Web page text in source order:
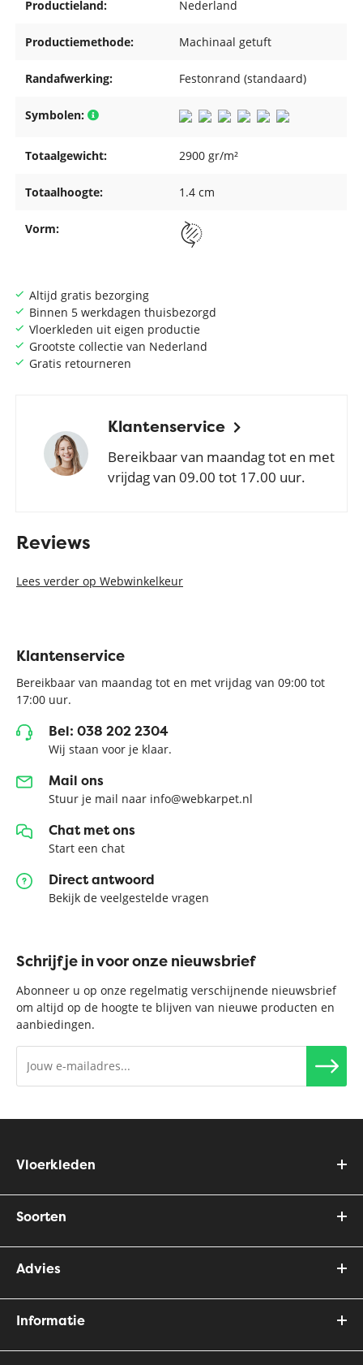
Altijd gratis bezorging
Binnen 5 werkdagen thuisbezorgd
Vloerkleden uit eigen productie
Grootste collectie van Nederland
Gratis retourneren
Klantenservice
Bereikbaar van maandag tot en met
vrijdag van 09.00 tot 17.00 uur.
Productieland: Nederland
Productiemethode: Machinaal getuft
Randafwerking: Festonrand (standaard)
Symbolen:
Totaalgewicht: 2900 gr/m²
Totaalhoogte: 1.4 cm
Vorm:
Reviews
Lees verder op Webwinkelkeur
Klantenservice
Bereikbaar van maandag tot en met vrijdag van 09:00 tot
17:00 uur.
Bel: 038 202 2304
Wij staan voor je klaar.
Mail ons
Stuur je mail naar info@webkarpet.nl
Chat met ons
Start een chat
Direct antwoord
Bekijk de veelgestelde vragen
Schrijf je in voor onze nieuwsbrief
Abonneer u op onze regelmatig verschijnende nieuwsbrief
om altijd op de hoogte te blijven van nieuwe producten en
aanbiedingen.
Vloerkleden
Soorten
Advies
Informatie